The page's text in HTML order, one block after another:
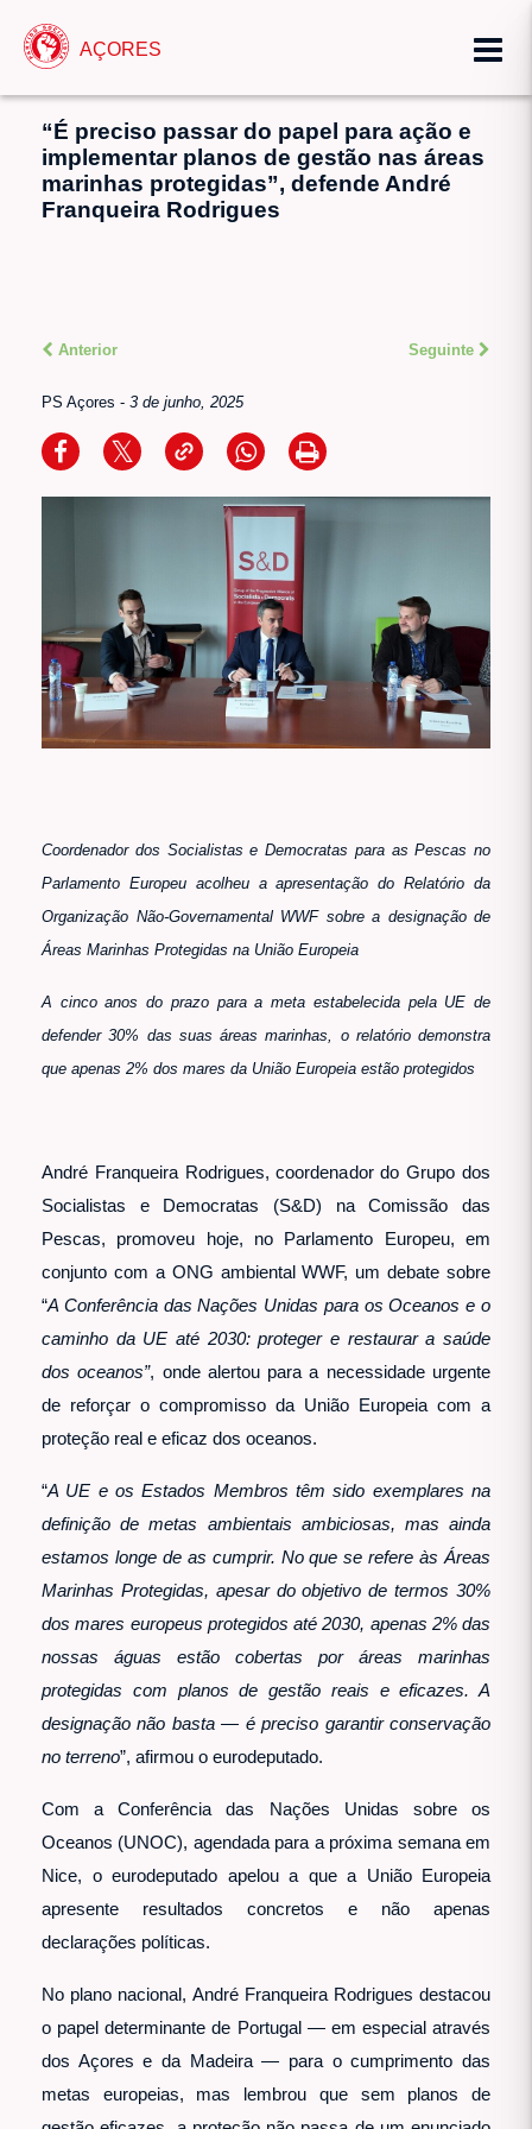
AÇORES
“É preciso passar do papel para ação e
implementar planos de gestão nas áreas
marinhas protegidas”, defende André
Franqueira Rodrigues
Anterior Seguinte
PS Açores - 3 de junho, 2025
Coordenador dos Socialistas e Democratas para as Pescas no
Parlamento Europeu acolheu a apresentação do Relatório da
Organização Não-Governamental WWF sobre a designação de
Áreas Marinhas Protegidas na União Europeia
A cinco anos do prazo para a meta estabelecida pela UE de
defender 30% das suas áreas marinhas, o relatório demonstra
que apenas 2% dos mares da União Europeia estão protegidos
André Franqueira Rodrigues, coordenador do Grupo dos
Socialistas e Democratas (S&D) na Comissão das
Pescas, promoveu hoje, no Parlamento Europeu, em
conjunto com a ONG ambiental WWF, um debate sobre
“A Conferência das Nações Unidas para os Oceanos e o
caminho da UE até 2030: proteger e restaurar a saúde
dos oceanos”, onde alertou para a necessidade urgente
de reforçar o compromisso da União Europeia com a
proteção real e eficaz dos oceanos.
“A UE e os Estados Membros têm sido exemplares na
definição de metas ambientais ambiciosas, mas ainda
estamos longe de as cumprir. No que se refere às Áreas
Marinhas Protegidas, apesar do objetivo de termos 30%
dos mares europeus protegidos até 2030, apenas 2% das
nossas águas estão cobertas por áreas marinhas
protegidas com planos de gestão reais e eficazes. A
designação não basta — é preciso garantir conservação
no terreno”, afirmou o eurodeputado.
Com a Conferência das Nações Unidas sobre os
Oceanos (UNOC), agendada para a próxima semana em
Nice, o eurodeputado apelou a que a União Europeia
apresente resultados concretos e não apenas
declarações políticas.
No plano nacional, André Franqueira Rodrigues destacou
o papel determinante de Portugal — em especial através
dos Açores e da Madeira — para o cumprimento das
metas europeias, mas lembrou que sem planos de